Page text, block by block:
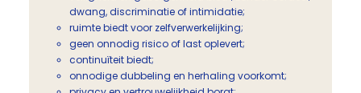
dwang, discriminatie of intimidatie;
ruimte biedt voor zelfverwerkelijking;
geen onnodig risico of last oplevert;
continuïteit biedt;
onnodige dubbeling en herhaling voorkomt;